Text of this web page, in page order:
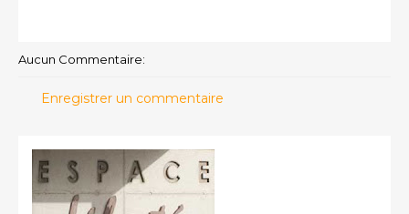
Aucun Commentaire:
Enregistrer un commentaire